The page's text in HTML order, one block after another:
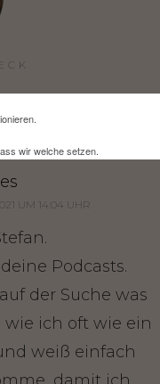
UM 14:04 UHR
Podcasts.
der Suche was
wie ich oft wie ein
weiß einfach
wir welche setzen.
.